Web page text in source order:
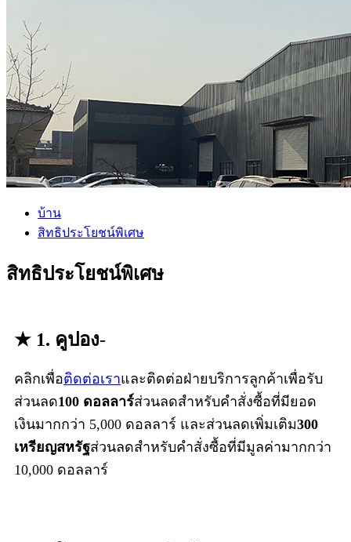
บ้าน
สิทธิประโยชน์พิเศษ
สิทธิประโยชน์พิเศษ
★ 1. คูปอง-
คลิกเพื่อติดต่อเราและติดต่อฝ่ายบริการลูกค้าเพื่อรับ
ส่วนลด100 ดอลลาร์ส่วนลดสำหรับคำสั่งซื้อที่มียอด
เงินมากกว่า 5,000 ดอลลาร์ และส่วนลดเพิ่มเติม300
เหรียญสหรัฐส่วนลดสำหรับคำสั่งซื้อที่มีมูลค่ามากกว่า
10,000 ดอลลาร์